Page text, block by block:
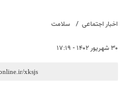
اخبار اجتماعی سلامت
۳۰ شهریور ۱۴۰۲ - ۱۷:۱۹